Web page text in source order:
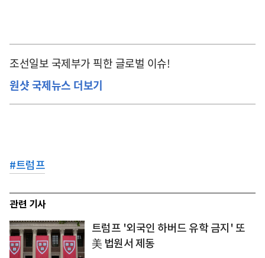
조선일보 국제부가 픽한 글로벌 이슈!
원샷 국제뉴스 더보기
#트럼프
관련 기사
트럼프 '외국인 하버드 유학 금지' 또
美 법원서 제동